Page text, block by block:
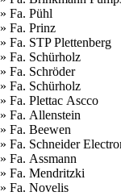
» Fa. Pühl
» Fa. Prinz
» Fa. STP Plettenberg
» Fa. Schürholz
» Fa. Schröder
» Fa. Schürholz
» Fa. Plettac Ascco
» Fa. Allenstein
» Fa. Beewen
» Fa. Schneider
» Fa. Assmann
» Fa. Mendritzki
» Fa. Novelis